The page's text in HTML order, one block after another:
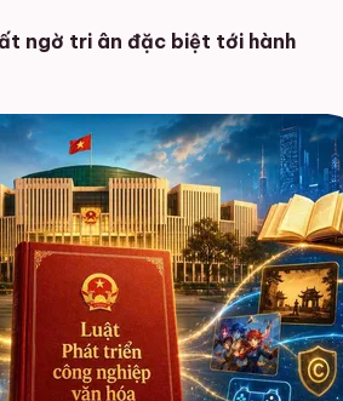
ngờ tri ân đặc biệt tới hành